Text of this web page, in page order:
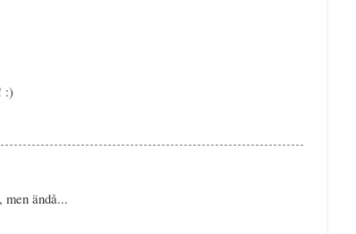
:)
ändå...